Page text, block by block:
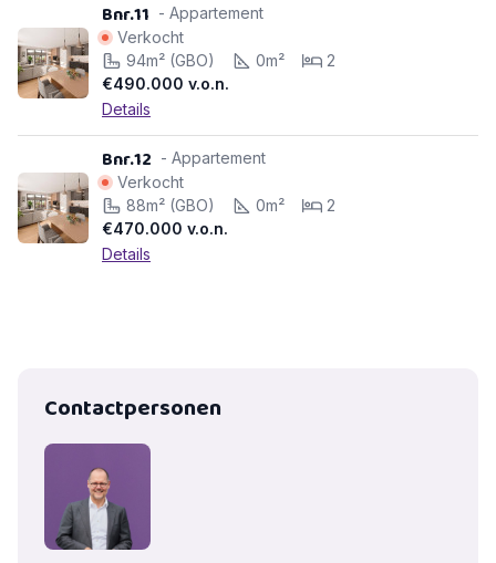
Bnr.11 - Appartement
Verkocht
94m² (GBO)
0m²
2
€490.000 v.o.n.
Details
Bnr.12 - Appartement
Verkocht
88m² (GBO)
0m²
2
€470.000 v.o.n.
Details
Contactpersonen